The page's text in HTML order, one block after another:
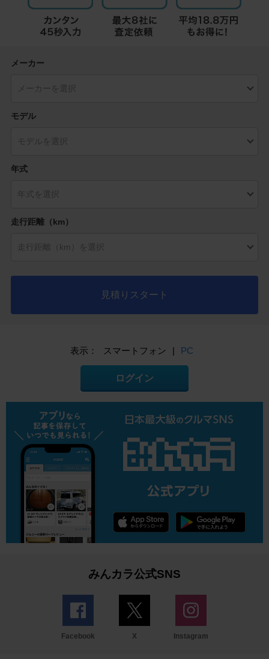
メーカー
モデル
年式
走行距離（km）
見積りスタート
表示： スマートフォン | PC
ログイン
みんカラ公式SNS
Facebook X Instagram